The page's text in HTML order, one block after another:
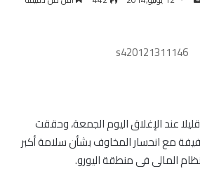
عند الإغلاق اليوم الجمعة، وحققت
مع انحسار المخاوف بشأن سلامة أكبر
المالى فى منطقة اليورو.